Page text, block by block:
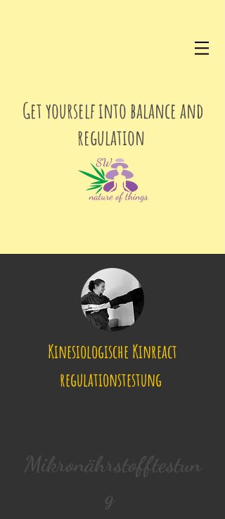
Get yourself into balance and
regulation
Kinesiologische Kinreact
regulationstestung
Mikronährstofftestun
g